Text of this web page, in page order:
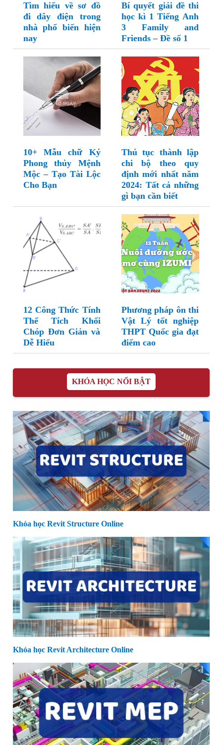
Tìm hiểu về sơ đồ
đi dây điện trong
nhà phổ biến hiện
nay
Bí quyết giải đề thi
học kì 1 Tiếng Anh
3 Family and
Friends – Đề số 1
10+ Mẫu chữ Ký
Phong thủy Mệnh
Mộc – Tạo Tài Lộc
Cho Bạn
Thủ tục thành lập
chi bộ theo quy
định mới nhất năm
2024: Tất cả những
gì bạn cần biết
12 Công Thức Tính
Thể Tích Khối
Chóp Đơn Giản và
Dễ Hiểu
Phương pháp ôn thi
Vật Lý tốt nghiệp
THPT Quốc gia đạt
điểm cao
KHÓA HỌC NỔI BẬT
Khóa học Revit Structure Online
Khóa học Revit Architecture Online